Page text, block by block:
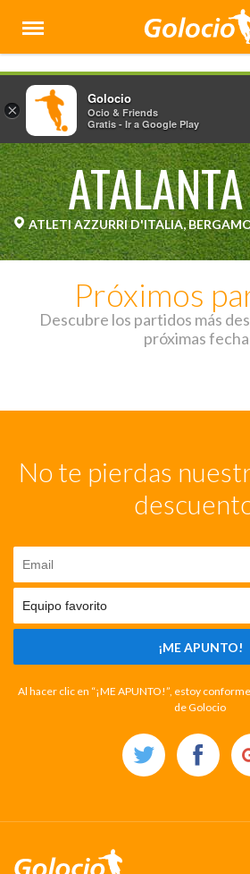
Menú
ATALANTA
ATLETI AZZURRI D'ITALIA,
Próximos
Descubre los partidos más
próximas
No te pierdas
¡ME APUNTO!
Al hacer clic en “¡ME APUNTO!”, estoy
de Golocio
×
Golocio
Ocio & Friends
Gratis - Ir a Google Play